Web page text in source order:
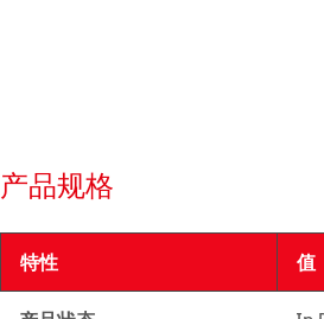
产品规格
特性 值